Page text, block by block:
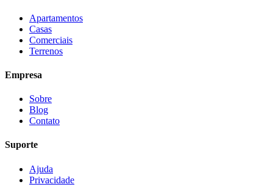
Apartamentos
Casas
Comerciais
Terrenos
Empresa
Sobre
Blog
Contato
Suporte
Ajuda
Privacidade